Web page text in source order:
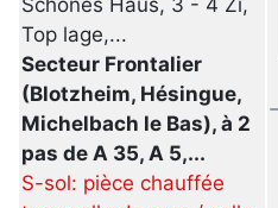
Schönes Haus, 3 - 4 Zi,
Top lage,...
Secteur Frontalier
(Blotzheim, Hésingue,
Michelbach le Bas), à 2
pas de A 35, A 5,...
S-sol: pièce chauffée